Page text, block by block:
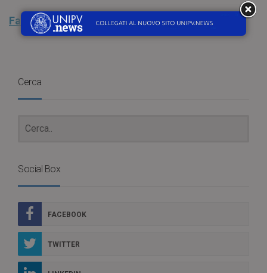
Fai simile domanda Borsa CMOP 2023
Cerca
Social Box
FACEBOOK
TWITTER